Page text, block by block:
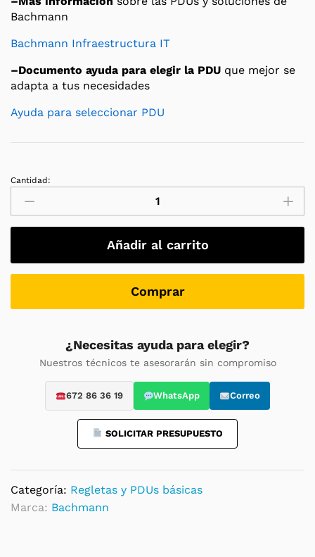
Bachmann
Bachmann Infraestructura IT
–Documento ayuda para elegir la PDU que mejor se
adapta a tus necesidades
Ayuda para seleccionar PDU
PDU/Regleta
16A
Bachmann
Schuko
cable
Formato
Cantidad:
Añadir al carrito
Comprar
¿Necesitas ayuda para elegir?
Nuestros técnicos te asesorarán sin compromiso
672 86 36 19 WhatsApp Correo
SOLICITAR PRESUPUESTO
Categoría: Regletas y PDUs básicas
Marca: Bachmann